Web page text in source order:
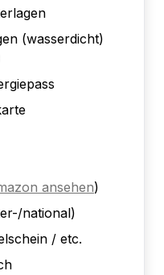
(wasserdicht)
ansehen)
national)
/ etc.